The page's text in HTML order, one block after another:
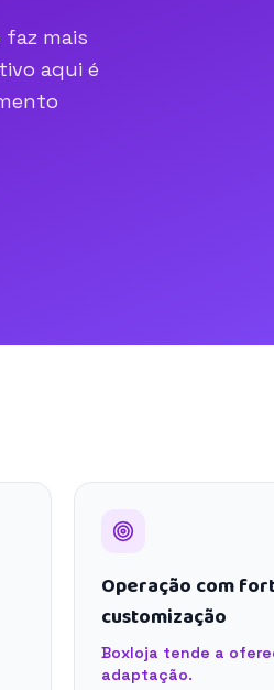
faz mais
aqui é
Operação com
customização
Boxloja tende a
adaptação.